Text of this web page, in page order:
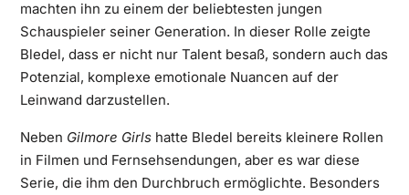
machten ihn zu einem der beliebtesten jungen
Schauspieler seiner Generation. In dieser Rolle zeigte
Bledel, dass er nicht nur Talent besaß, sondern auch das
Potenzial, komplexe emotionale Nuancen auf der
Leinwand darzustellen.
Neben Gilmore Girlshatte Bledel bereits kleinere Rollen
in Filmen und Fernsehsendungen, aber es war diese
Serie, die ihm den Durchbruch ermöglichte. Besonders